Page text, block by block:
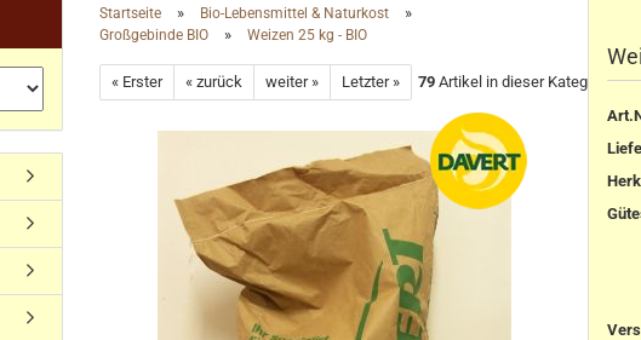
Konto erstellen
Passwort vergessen?
& Winterfütterung
Compo
Grillen, Grillbedarf, Holzkohle
benido kreativ
Geschenke
Taschen
Utensilos
Startseite » Bio-Lebensmittel & Naturkost »
Großgebinde BIO » Weizen 25 kg - BIO
« Erster « zurück weiter » Letzter » 79 Artikel in dieser Kategorie